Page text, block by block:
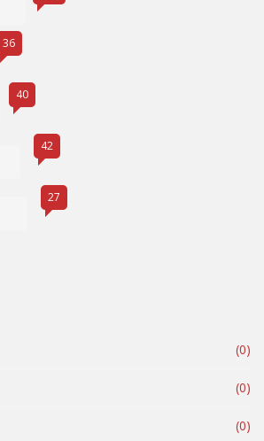
36
40
42
27
(0)
(0)
(0)